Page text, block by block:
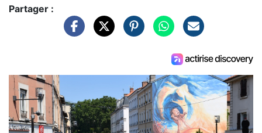
Partager :